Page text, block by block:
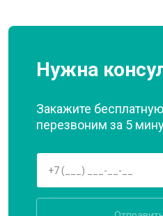
Нужна
Закажите
перезвоним за 5